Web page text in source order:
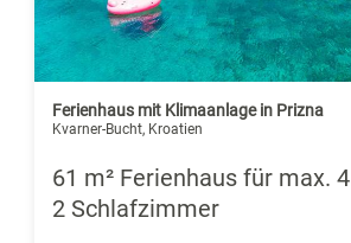
Ferienhaus mit Klimaanlage in Prizna
Kvarner-Bucht, Kroatien
61 m² Ferienhaus für max.
2 Schlafzimmer